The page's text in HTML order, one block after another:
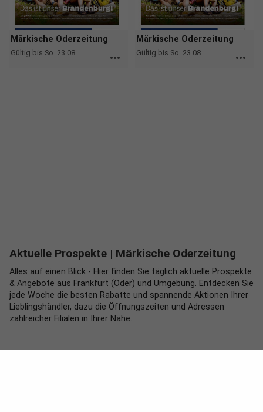
Märkische Oderzeitung
Gültig bis So. 23.08. more_horiz
Märkische Oderzeitung
Gültig bis So. 23.08. more_horiz
Aktuelle Prospekte | Märkische Oderzeitung
Alles auf einen Blick - Hier finden Sie täglich aktuelle Prospekte
& Angebote aus Frankfurt (Oder) und Umgebung. Entdecken Sie
jede Woche die besten Rabatte und spannende Aktionen Ihrer
Lieblingshändler, dazu die Öffnungszeiten und Adressen
zahlreicher Filialen in Ihrer Nähe.